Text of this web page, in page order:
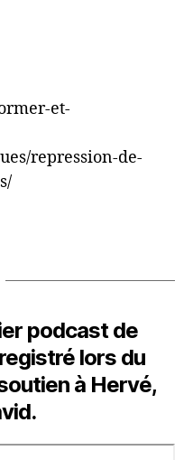
et-
repression-de-
podcast de
lors du
à Hervé,